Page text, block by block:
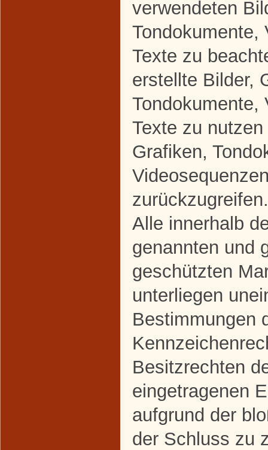
verwendeten
Tondokumente,
Texte zu
erstellte Bilder,
Tondokumente,
Texte zu
Grafiken,
zurückzugreifen.
Alle innerhalb
genannten und
geschützten
unterliegen
Bestimmungen
Besitzrechten
eingetragenen
aufgrund der
der Schluss zu